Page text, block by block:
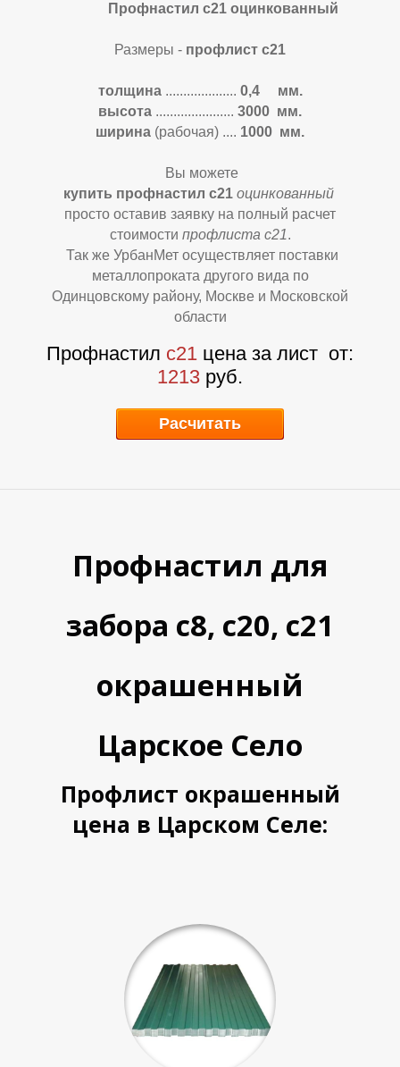
Т
П
Профнастил с21 оцинкованный
Размеры - профлист с21
толщина .................... 0,4 мм.
высота ...................... 3000 мм.
ширина (рабочая) .... 1000 мм.
Вы можете
купить профнастил с21 оцинкованный
просто оставив заявку на полный расчет
стоимости профлиста с21.
Так же УрбанМет осуществляет поставки
металлопроката другого вида по
Одинцовскому району, Москве и Московской
области
Профнастил с21 цена за лист от:
1213 руб.
Расчитать
Профнастил для
забора с8, с20, с21
окрашенный
Царское Село
Профлист окрашенный
цена в Царском Селе:
Т
П